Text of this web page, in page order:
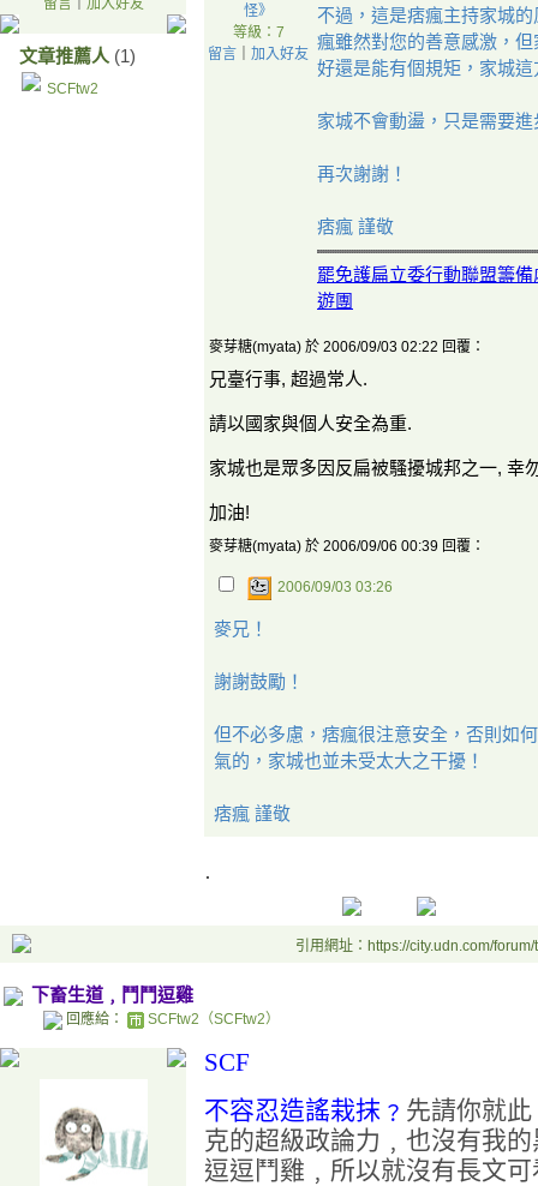
留言 加入好友
文章推薦人 (1)
SCFtw2
怪》
等級：7
留言
加入好友
不過，這是痞瘋主持家城
瘋雖然對您的善意感激，
好還是能有個規矩，家城
家城不會動盪，只是需要進
再次謝謝！
痞瘋 謹敬
罷免護扁立委行動聯盟籌備
遊團
麥芽糖(myata) 於 2006/09/03 02:22 回覆：
兄臺行事, 超過常人.
請以國家與個人安全為重.
家城也是眾多因反扁被騷擾城邦之一, 幸
加油!
麥芽糖(myata) 於 2006/09/06 00:39 回覆：
2006/09/03 03:26
麥兄！
謝謝鼓勵！
但不必多慮，痞瘋很注意安全，否則如
氣的，家城也並未受太大之干擾！
痞瘋 謹敬
.
引用網址：https://city.udn.com/
下畜生道﹐鬥鬥逗雞
回應給： SCFtw2（SCFtw2）
SCF
不容忍造謠栽抹﹖ 先請你就
克的超級政論力﹐也沒有我
逗逗鬥雞﹐所以就沒有長文